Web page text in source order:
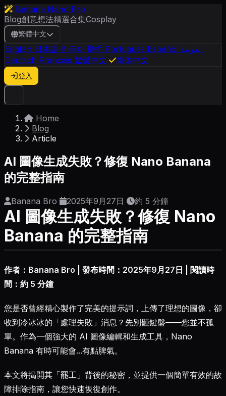
Banana Nano Pro
Blog創意想法精選合集Cosplay
繁體中文
English 日本語 한국어 हिन्दी Português Español العربية
Deutsch Français 繁體中文 简体中文
登入
Home
Blog
Article
AI 圖像生成失敗？修復 Nano Banana
的完整指南
Banana Bro 2025年9月27日 約 5 分鐘
AI 圖像生成失敗？修復 Nano
Banana 的完整指南
作者：Banana Bro | 發布時間：2025年9月27日 | 閱讀時
間：約 5 分鐘
您是否曾經精心製作了完美的提示詞，上傳了理想的圖像，卻
收到冷冰冰的「處理失敗」消息？先別砸鍵盤——您並不孤
單。作為一個強大的 AI 圖像編輯和生成工具，Nano
Banana 有時可能會...有點脾氣。
本文將揭開其「罷工」背後的秘密，並提供一個簡單有效的故
障排除指南，讓您快速恢復創作。